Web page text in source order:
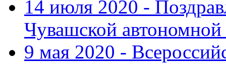
14 июля 2020 -
Чувашской автономной
9 мая 2020 -